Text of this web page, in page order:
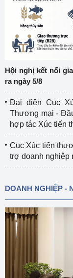
Hội nghị kết nối
ra ngày 5/8
Đại diện Cục
Thương mại -
hợp tác Xúc tiến
Cục Xúc tiến
trợ doanh nghiệp
DOANH NGHIỆP -